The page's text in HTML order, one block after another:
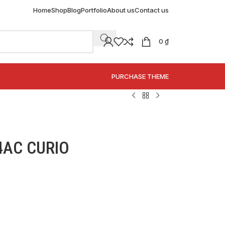
HomeShopBlogPortfolioAbout usContact us
0 ₫
PURCHASE THEME
CURIO